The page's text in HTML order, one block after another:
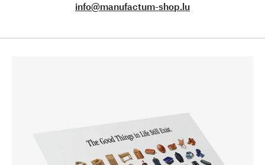
info@manufactum-shop.lu